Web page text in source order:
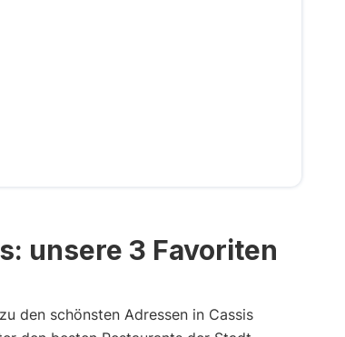
unsere 3 Favoriten
den schönsten Adressen in Cassis